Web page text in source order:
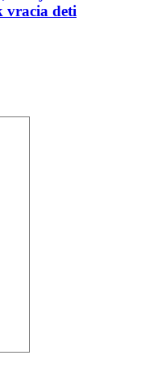
vracia deti